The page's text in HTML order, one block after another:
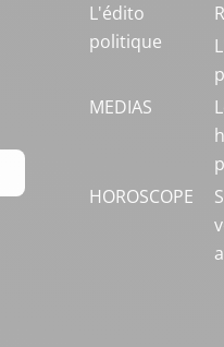
L'édito
politique
MEDIAS
HOROSCOPE